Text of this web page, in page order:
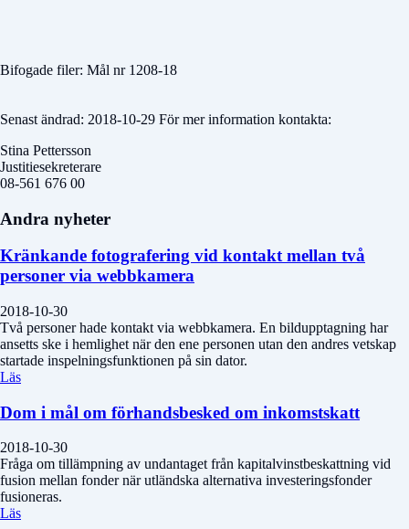
Bifogade filer: Mål nr 1208-18
Senast ändrad: 2018-10-29 För mer information kontakta:
Stina Pettersson
Justitiesekreterare
08-561 676 00
Andra nyheter
Kränkande fotografering vid kontakt mellan två
personer via webbkamera
2018-10-30
Två personer hade kontakt via webbkamera. En bildupptagning har
ansetts ske i hemlighet när den ene personen utan den andres vetskap
startade inspelningsfunktionen på sin dator.
Läs
Dom i mål om förhandsbesked om inkomstskatt
2018-10-30
Fråga om tillämpning av undantaget från kapitalvinstbeskattning vid
fusion mellan fonder när utländska alternativa investeringsfonder
fusioneras.
Läs